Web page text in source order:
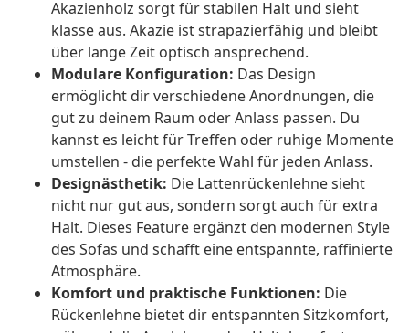
Akazienholz sorgt für stabilen Halt und sieht
klasse aus. Akazie ist strapazierfähig und bleibt
über lange Zeit optisch ansprechend.
Modulare Konfiguration: Das Design
ermöglicht dir verschiedene Anordnungen, die
gut zu deinem Raum oder Anlass passen. Du
kannst es leicht für Treffen oder ruhige Momente
umstellen - die perfekte Wahl für jeden Anlass.
Designästhetik: Die Lattenrückenlehne sieht
nicht nur gut aus, sondern sorgt auch für extra
Halt. Dieses Feature ergänzt den modernen Style
des Sofas und schafft eine entspannte, raffinierte
Atmosphäre.
Komfort und praktische Funktionen: Die
Rückenlehne bietet dir entspannten Sitzkomfort,